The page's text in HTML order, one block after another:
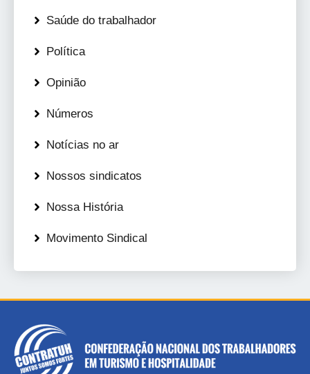
Saúde do trabalhador
Política
Opinião
Números
Notícias no ar
Nossos sindicatos
Nossa História
Movimento Sindical